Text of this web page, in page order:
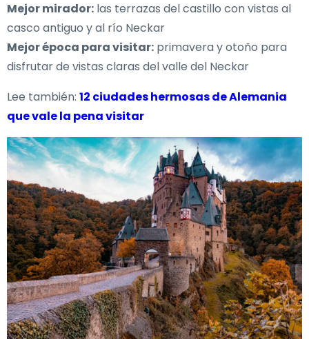
Mejor mirador: las terrazas del castillo con vistas al
casco antiguo y al río Neckar
Mejor época para visitar: primavera y otoño para
disfrutar de vistas claras del valle del Neckar
Lee también: 12 ciudades hermosas de Alemania
que vale la pena visitar